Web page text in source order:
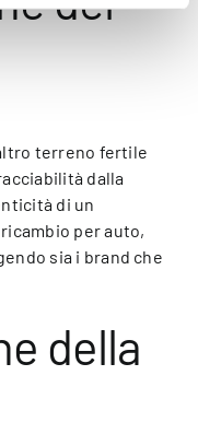
terreno fertile
dalla
di un
per auto,
sia i brand che
della